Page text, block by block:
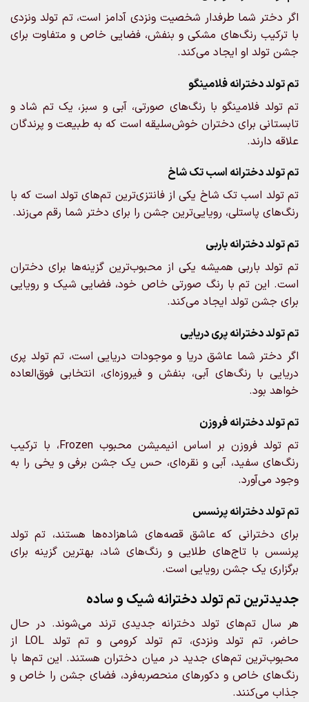
اگر دختر شما طرفدار شخصیت ونزدی آدامز است، تم تولد ونزدی
با ترکیب رنگ‌های مشکی و بنفش، فضایی خاص و متفاوت برای
جشن تولد او ایجاد می‌کند.
تم تولد دخترانه فلامینگو
تم تولد فلامینگو با رنگ‌های صورتی، آبی و سبز، یک تم شاد و
تابستانی برای دختران خوش‌سلیقه است که به طبیعت و پرندگان
علاقه دارند.
تم تولد دخترانه اسب تک شاخ
تم تولد اسب تک شاخ یکی از فانتزی‌ترین تم‌های تولد است که با
رنگ‌های پاستلی، رویایی‌ترین جشن را برای دختر شما رقم می‌زند.
تم تولد دخترانه باربی
تم تولد باربی همیشه یکی از محبوب‌ترین گزینه‌ها برای دختران
است. این تم با رنگ صورتی خاص خود، فضایی شیک و رویایی
برای جشن تولد ایجاد می‌کند.
تم تولد دخترانه پری دریایی
اگر دختر شما عاشق دریا و موجودات دریایی است، تم تولد پری
دریایی با رنگ‌های آبی، بنفش و فیروزه‌ای، انتخابی فوق‌العاده
خواهد بود.
تم تولد دخترانه فروزن
تم تولد فروزن بر اساس انیمیشن محبوب Frozen، با ترکیب
رنگ‌های سفید، آبی و نقره‌ای، حس یک جشن برفی و یخی را به
وجود می‌آورد.
تم تولد دخترانه پرنسس
برای دخترانی که عاشق قصه‌های شاهزاده‌ها هستند، تم تولد
پرنسس با تاج‌های طلایی و رنگ‌های شاد، بهترین گزینه برای
برگزاری یک جشن رویایی است.
جدیدترین تم تولد دخترانه شیک و ساده
هر سال تم‌های تولد دخترانه جدیدی ترند می‌شوند. در حال
حاضر، تم تولد ونزدی، تم تولد کرومی و تم تولد LOL از
محبوب‌ترین تم‌های جدید در میان دختران هستند. این تم‌ها با
رنگ‌های خاص و دکورهای منحصربه‌فرد، فضای جشن را خاص و
جذاب می‌کنند.